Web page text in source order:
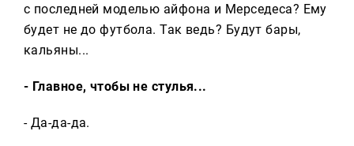
с последней моделью айфона и Мерседеса? Ему
будет не до футбола. Так ведь? Будут бары,
кальяны...
- Главное, чтобы не стулья...
- Да-да-да.